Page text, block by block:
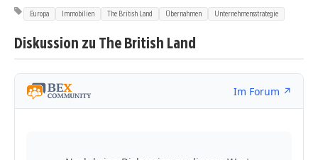
Europa Immobilien The British Land Übernahmen Unternehmensstrategie
Diskussion zu The British Land